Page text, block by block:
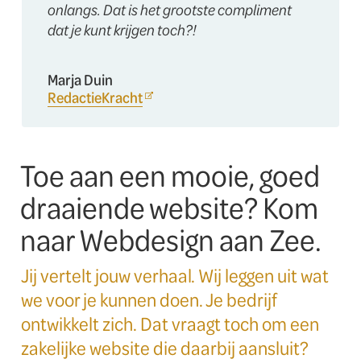
onlangs. Dat is het grootste compliment
dat je kunt krijgen toch?!
Marja Duin
RedactieKracht
Toe aan een mooie, goed
draaiende website? Kom
naar Webdesign aan Zee.
Jij vertelt jouw verhaal. Wij leggen uit wat
we voor je kunnen doen. Je bedrijf
ontwikkelt zich. Dat vraagt toch om een
zakelijke website die daarbij aansluit?